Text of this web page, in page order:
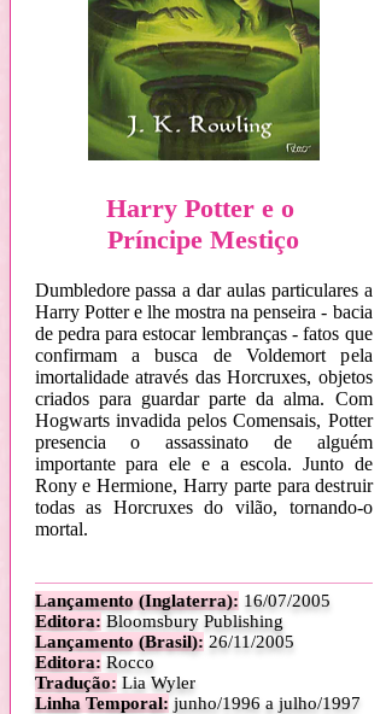
Harry Potter e o
Príncipe Mestiço
Dumbledore passa a dar aulas particulares a
Harry Potter e lhe mostra na penseira - bacia
de pedra para estocar lembranças - fatos que
confirmam a busca de Voldemort pela
imortalidade através das Horcruxes, objetos
criados para guardar parte da alma. Com
Hogwarts invadida pelos Comensais, Potter
presencia o assassinato de alguém
importante para ele e a escola. Junto de
Rony e Hermione, Harry parte para destruir
todas as Horcruxes do vilão, tornando-o
mortal.
Lançamento (Inglaterra): 16/07/2005
Editora: Bloomsbury Publishing
Lançamento (Brasil): 26/11/2005
Editora: Rocco
Tradução: Lia Wyler
Linha Temporal: junho/1996 a julho/1997